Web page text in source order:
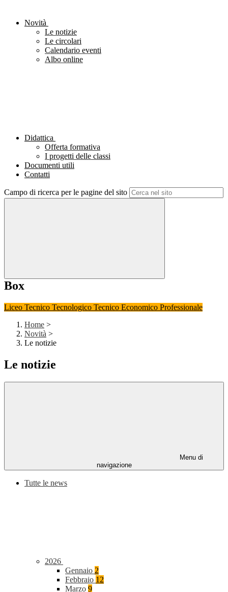
Novità
Le notizie
Le circolari
Calendario eventi
Albo online
Didattica
Offerta formativa
I progetti delle classi
Documenti utili
Contatti
Campo di ricerca per le pagine del sito
Box
Liceo Tecnico Tecnologico Tecnico Economico Professionale
Home >
Novità >
Le notizie
Le notizie
Menu di
navigazione
Tutte le news
2026
Gennaio 2
Febbraio 12
Marzo 9